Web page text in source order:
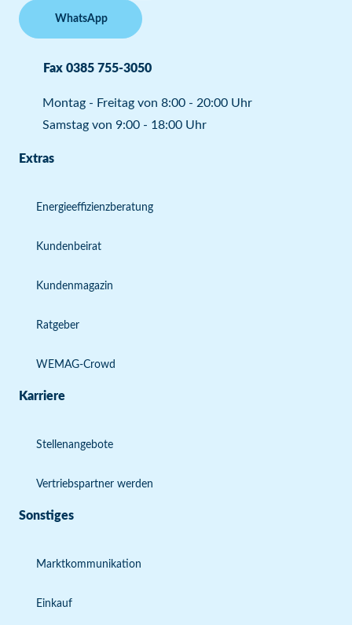
WhatsApp
Fax 0385 755-3050
Montag - Freitag von 8:00 - 20:00 Uhr
Samstag von 9:00 - 18:00 Uhr
Extras
Energieeffizienzberatung
Kundenbeirat
Kundenmagazin
Ratgeber
WEMAG-Crowd
Karriere
Stellenangebote
Vertriebspartner werden
Sonstiges
Marktkommunikation
Einkauf